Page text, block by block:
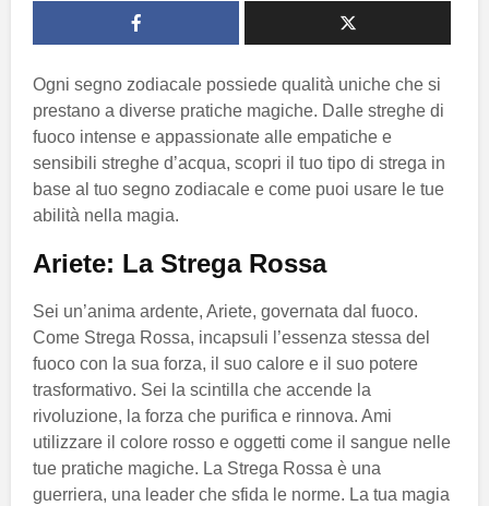
Ogni segno zodiacale possiede qualità uniche che si
prestano a diverse pratiche magiche. Dalle streghe di
fuoco intense e appassionate alle empatiche e
sensibili streghe d’acqua, scopri il tuo tipo di strega in
base al tuo segno zodiacale e come puoi usare le tue
abilità nella magia.
Ariete: La Strega Rossa
Sei un’anima ardente, Ariete, governata dal fuoco.
Come Strega Rossa, incapsuli l’essenza stessa del
fuoco con la sua forza, il suo calore e il suo potere
trasformativo. Sei la scintilla che accende la
rivoluzione, la forza che purifica e rinnova. Ami
utilizzare il colore rosso e oggetti come il sangue nelle
tue pratiche magiche. La Strega Rossa è una
guerriera, una leader che sfida le norme. La tua magia